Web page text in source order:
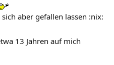
aber gefallen lassen :nix:
13 Jahren auf mich